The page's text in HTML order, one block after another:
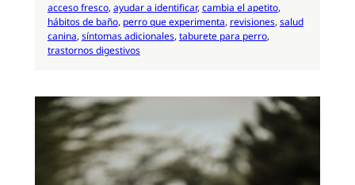
acceso fresco, ayudar a identificar, cambia el apetito
hábitos de baño, perro que experimenta, revisiones, salud
canina, síntomas adicionales, taburete para perro
trastornos digestivos